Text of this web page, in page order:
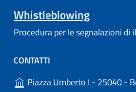
Whistleblowing
Procedura per le segnalazioni di
CONTATTI
Piazza Umberto I - 25040 -